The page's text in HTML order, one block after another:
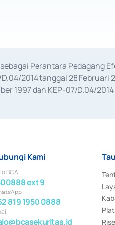
Perantara Pedagang
2014 tanggal 28
1997 dan KEP-07/D.04/
Kami
BCA
ext 9
819 1950 0888